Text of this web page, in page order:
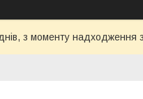
з моменту надходження